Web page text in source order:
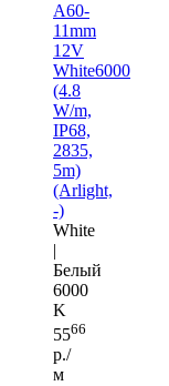
A60-
11mm
12V
White6000
(4.8
W/m,
IP68,
2835,
5m)
(Arlight,
-)
White
|
Белый
6000
K
5566
р./
м